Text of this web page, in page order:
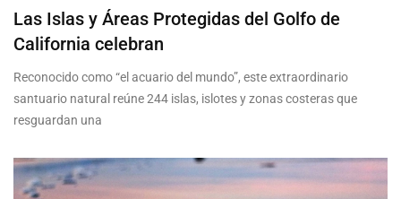
Las Islas y Áreas Protegidas del Golfo de
California celebran
Reconocido como “el acuario del mundo”, este extraordinario
santuario natural reúne 244 islas, islotes y zonas costeras que
resguardan una